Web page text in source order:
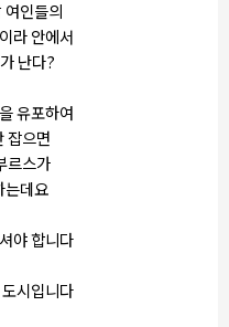
여인들의
라 안에서
난다?
유포하여
잡으면
르스가
는데요
야 합니다
시입니다